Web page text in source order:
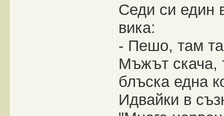
Седи си един
вика:
- Пешо, там
Мъжът скача,
блъска една
Идвайки в